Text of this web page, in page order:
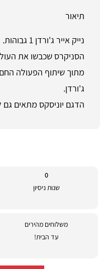
תיאור
נייק אייר ג'ורדן 1 גבוהות.
הסניקרס שכבשו את
מתוך שיתוף הפעולה החם
ג'ורדן.
הדגם יוניסקס מתאים גם
0
שנות ניסיון
משלוחים מהירים
עד הבית!